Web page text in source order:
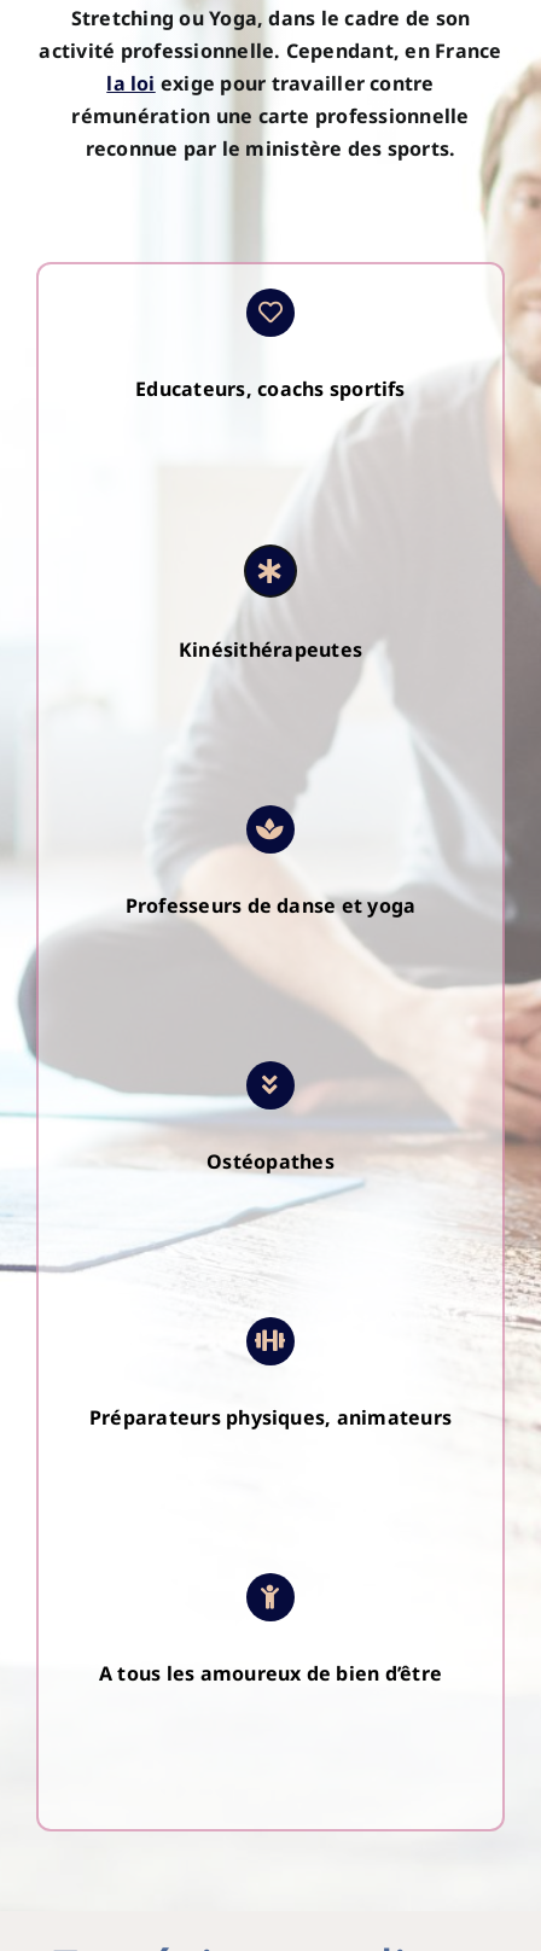
Stretching ou Yoga, dans le cadre de son
activité professionnelle. Cependant, en France
la loi exige pour travailler contre
rémunération une carte professionnelle
reconnue par le ministère des sports.
Educateurs, coachs sportifs
Kinésithérapeutes
Professeurs de danse et yoga
Ostéopathes
Préparateurs physiques, animateurs
A tous les amoureux de bien d’être